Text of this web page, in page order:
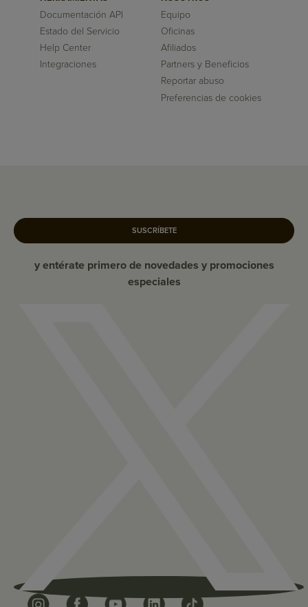
Documentación API
Estado del Servicio
Help Center
Integraciones
Equipo
Oficinas
Afiliados
Partners y Beneficios
Reportar abuso
Preferencias de cookies
SUSCRÍBETE
y entérate primero de novedades y promociones
especiales